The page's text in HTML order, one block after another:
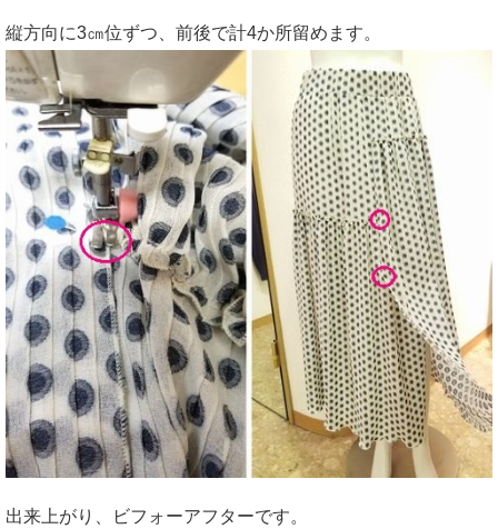
縦方向に3㎝位ずつ、前後で計4か所留めます。
出来上がり、ビフォーアフターです。